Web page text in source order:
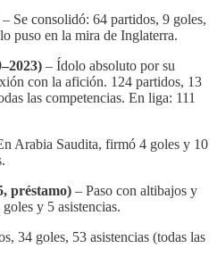
– Se consolidó: 64 partidos, 9 goles,
puso en la mira de Inglaterra.
– Ídolo absoluto por su
con la afición. 124 partidos, 13
las competencias. En liga: 111
Arabia Saudita, firmó 4 goles y 10
préstamo) – Paso con altibajos y
y 5 asistencias.
34 goles, 53 asistencias (todas las